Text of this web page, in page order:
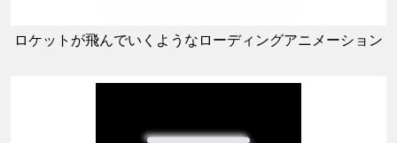
ロケットが飛んでいくようなローディングアニメーション